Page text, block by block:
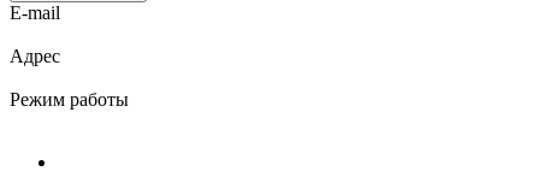
E-mail
Адрес
Режим работы